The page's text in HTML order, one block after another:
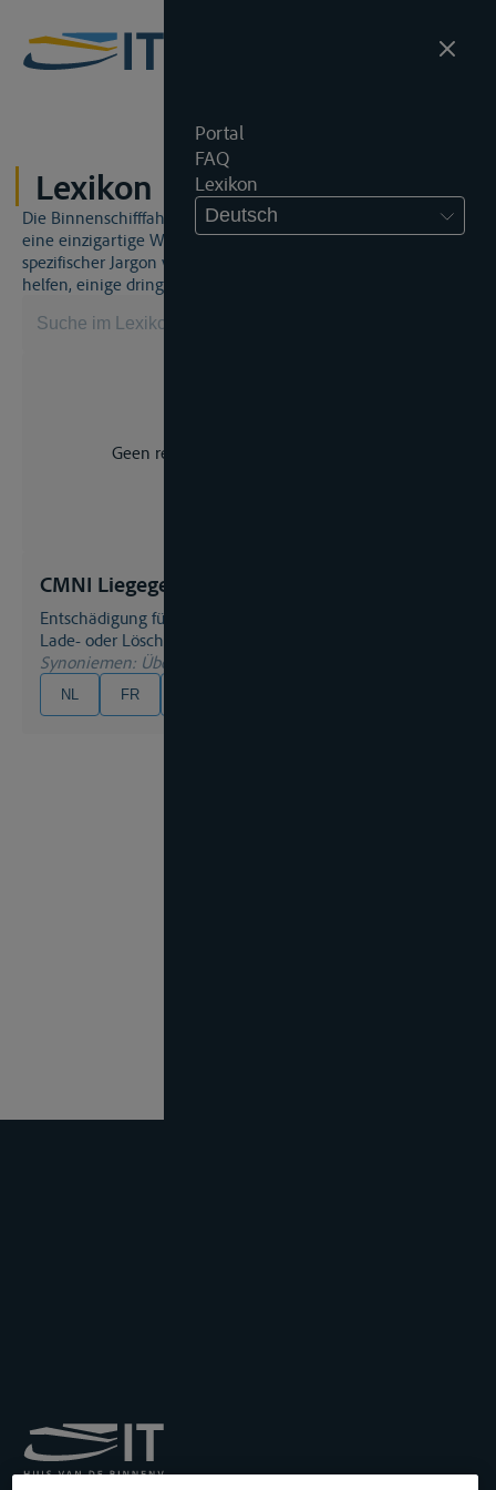
Portal
FAQ
Lexikon
Deutsch
Lexikon
Die Binnenschifffahrt und das Binnenschifffahrtsrecht sind
eine einzigartige Welt. Dies bedeutet, dass häufig ein
spezifischer Jargon verwendet wird. Dieses Lexikon wird Ihnen
helfen, einige dringend benötigte Begriffe zu beherrschen.
Geen resultaat voor uw zoekopdracht.
CMNI Liegegeld
Entschädigung für das Überschreiten der vereinbarten
Lade- oder Löschfrist;
Synoniemen: Überliegegeld
NL FR